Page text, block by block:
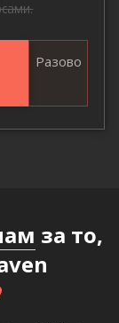
Разово
за то,